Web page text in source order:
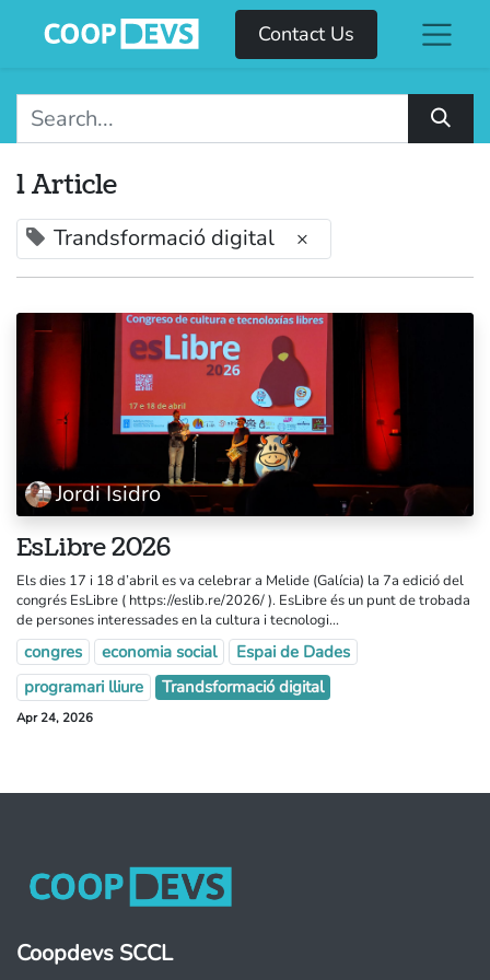
Contact Us
1 Article
Trandsformació digital ×
Jordi Isidro
EsLibre 2026
Els dies 17 i 18 d’abril es va celebrar a Melide (Galícia) la 7a edició del
congrés EsLibre ( https://eslib.re/2026/ ). EsLibre és un punt de trobada
de persones interessades en la cultura i tecnologi...
congres economia social
Espai de Dades
programari lliure
Trandsformació digital
Apr 24, 2026
Coopdevs SCCL